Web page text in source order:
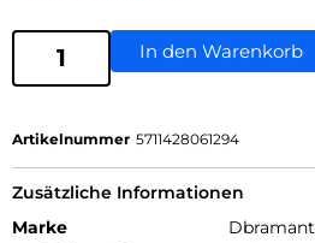
In den Warenkorb
Artikelnummer 5711428061294
Zusätzliche Informationen
Marke